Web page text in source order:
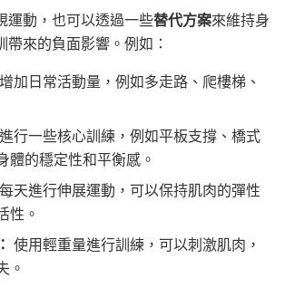
運動，也可以透過一些替代方案來維持身
來的負面影響。例如：
增加日常活動量，例如多走路、爬樓梯、
進行一些核心訓練，例如平板支撐、橋式
體的穩定性和平衡感。
每天進行伸展運動，可以保持肌肉的彈性
性。
使用輕重量進行訓練，可以刺激肌肉，
。